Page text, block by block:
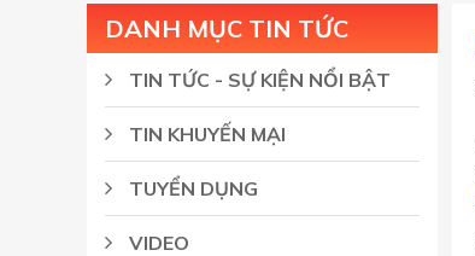
DANH MỤC TIN TỨC
TIN TỨC - SỰ KIỆN NỔI BẬT
TIN KHUYẾN MẠI
TUYỂN DỤNG
VIDEO